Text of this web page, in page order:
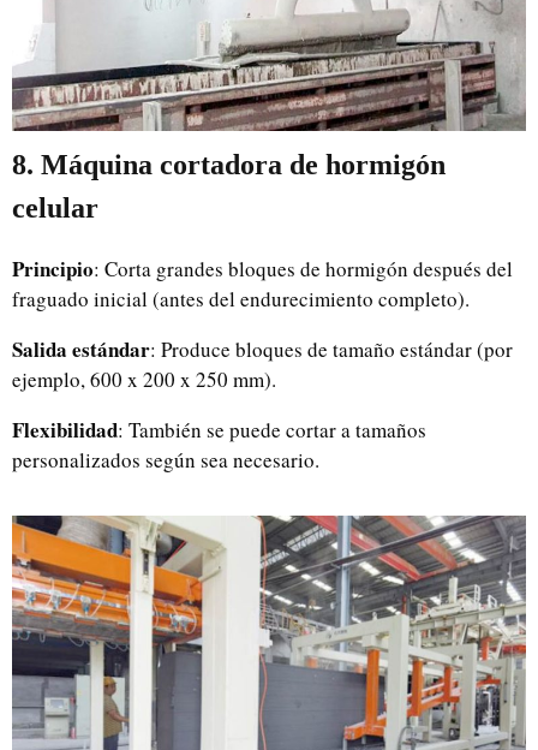
8. Máquina cortadora de hormigón
celular
Principio: Corta grandes bloques de hormigón después del
fraguado inicial (antes del endurecimiento completo).
Salida estándar: Produce bloques de tamaño estándar (por
ejemplo, 600 x 200 x 250 mm).
Flexibilidad: También se puede cortar a tamaños
personalizados según sea necesario.